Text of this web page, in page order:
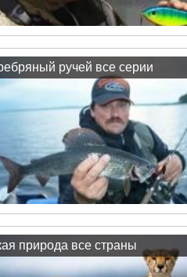
ручей все серии
природа все страны